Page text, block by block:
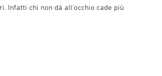
Infatti chi non dà all'occhio cade più